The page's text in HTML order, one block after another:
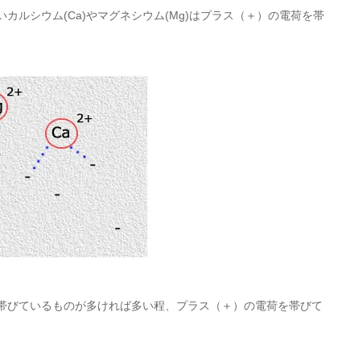
カルシウム(Ca)やマグネシウム(Mg)はプラス（＋）の電荷を帯
びているものが多ければ多い程、プラス（＋）の電荷を帯びて